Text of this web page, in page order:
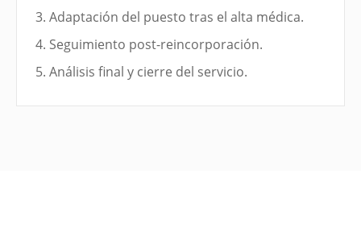
Adaptación del puesto tras el alta médica.
Seguimiento post-reincorporación.
Análisis final y cierre del servicio.